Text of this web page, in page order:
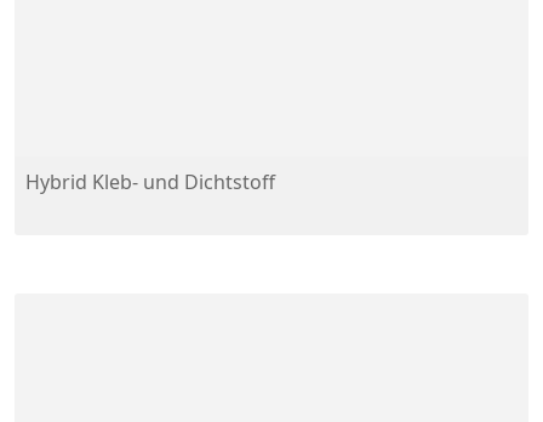
Hybrid Kleb- und Dichtstoff